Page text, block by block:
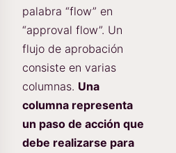
palabra “flow” en
“approval flow”. Un
flujo de aprobación
consiste en varias
columnas. Una
columna representa
un paso de acción que
debe realizarse para